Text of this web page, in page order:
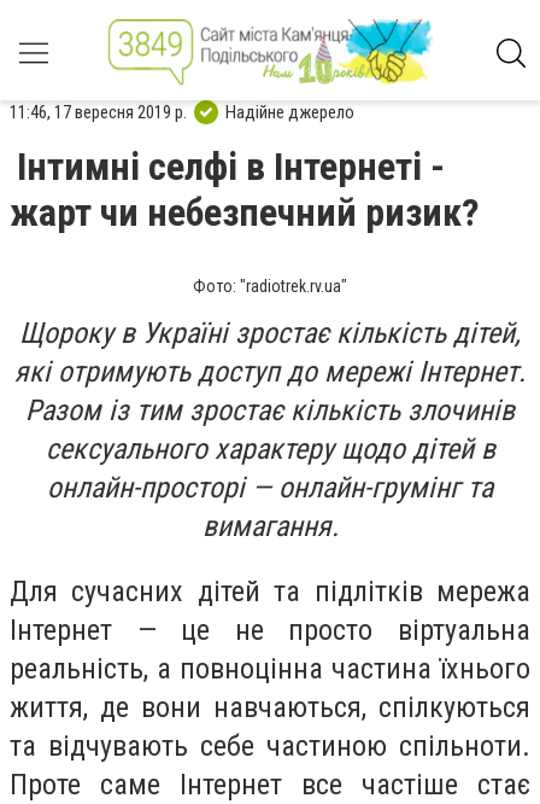
11:46, 17 вересня 2019 р. Надійне джерело
Інтимні селфі в Інтернеті -
жарт чи небезпечний ризик?
Фото: "radiotrek.rv.ua"
Щороку в Україні зростає кількість дітей,
які отримують доступ до мережі Інтернет.
Разом із тим зростає кількість злочинів
сексуального характеру щодо дітей в
онлайн-просторі — онлайн-грумінг та
вимагання.
Для сучасних дітей та підлітків мережа
Інтернет — це не просто віртуальна
реальність, а повноцінна частина їхнього
життя, де вони навчаються, спілкуються
та відчувають себе частиною спільноти.
Проте саме Інтернет все частіше стає